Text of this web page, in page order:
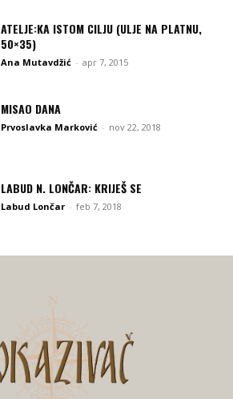
ATELJE:KA ISTOM CILJU (ULJE NA PLATNU,
50×35)
Ana Mutavdžić - apr 7, 2015
MISAO DANA
Prvoslavka Marković - nov 22, 2018
LABUD N. LONČAR: KRIJEŠ SE
Labud Lončar - feb 7, 2018